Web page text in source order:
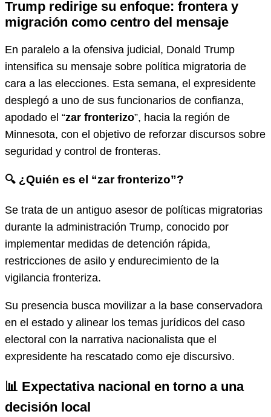
Trump redirige su enfoque: frontera y
migración como centro del mensaje
En paralelo a la ofensiva judicial, Donald Trump
intensifica su mensaje sobre política migratoria de
cara a las elecciones. Esta semana, el expresidente
desplegó a uno de sus funcionarios de confianza,
apodado el “zar fronterizo”, hacia la región de
Minnesota, con el objetivo de reforzar discursos sobre
seguridad y control de fronteras.
🔍 ¿Quién es el “zar fronterizo”?
Se trata de un antiguo asesor de políticas migratorias
durante la administración Trump, conocido por
implementar medidas de detención rápida,
restricciones de asilo y endurecimiento de la
vigilancia fronteriza.
Su presencia busca movilizar a la base conservadora
en el estado y alinear los temas jurídicos del caso
electoral con la narrativa nacionalista que el
expresidente ha rescatado como eje discursivo.
📊 Expectativa nacional en torno a una
decisión local